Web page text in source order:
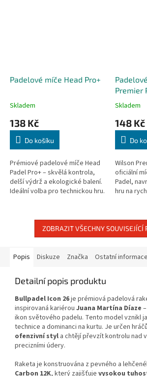
Padelové míče Head Pro+
Skladem
138 Kč
Do košíku
Prémiové padelové míče Head
Padel Pro+ – skvělá kontrola,
delší výdrž a ekologické balení.
Ideální volba pro technickou hru.
Premier
Skladem
148 Kč
Do
Wilson
oficiální
Padel,
hru na
ZOBRAZIT VŠECHNY SOUVISEJÍCÍ
Popis Diskuze Značka Ostatní informace
Detailní popis produktu
Bullpadel Icon 26je prémiová padelová
inspirovaná kariérou Juana Martí­na Díaze
ikon světového padelu. Tento model vznikl
technice a dominanci na kurtu. Je určen
ofenzivní styl a chtějí převzít kontrolu nad
precizními údery.
Raketa je konstruována z pevného a
Carbon 12K, který zajišťuje vysokou